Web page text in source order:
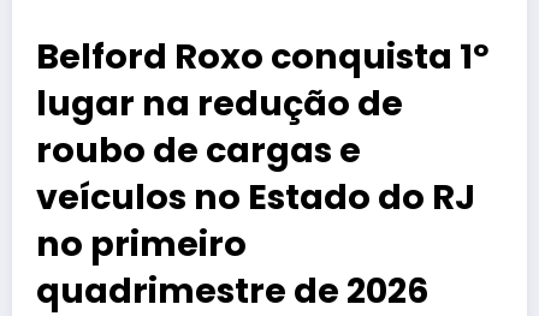
Belford Roxo conquista 1º
lugar na redução de
roubo de cargas e
veículos no Estado do RJ
no primeiro
quadrimestre de 2026